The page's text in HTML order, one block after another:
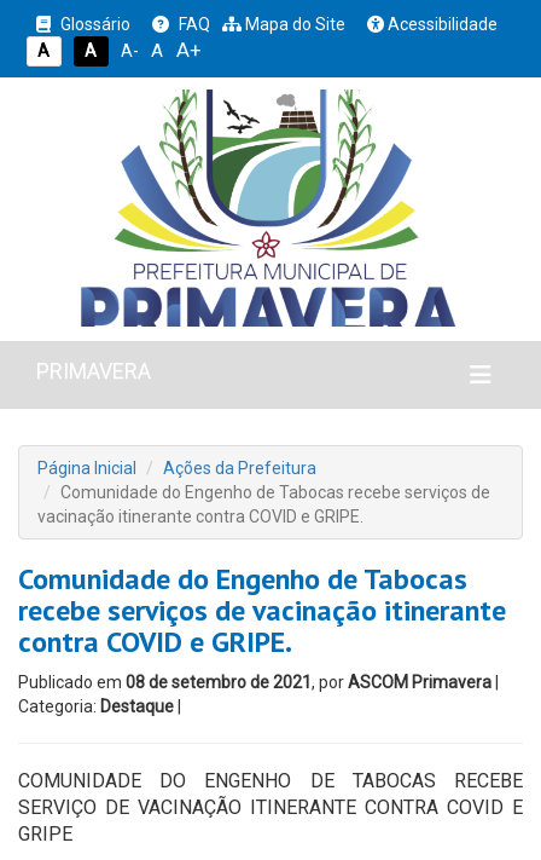
Glossário FAQ Mapa do Site
Acessibilidade
A
A A- A A+
PRIMAVERA
Página Inicial
Ações da Prefeitura
Comunidade do Engenho de Tabocas recebe serviços de
vacinação itinerante contra COVID e GRIPE.
Comunidade do Engenho de Tabocas
recebe serviços de vacinação itinerante
contra COVID e GRIPE.
Publicado em 08 de setembro de 2021 , porASCOM Primavera
Categoria: Destaque
COMUNIDADE DO ENGENHO DE TABOCAS RECEBE
SERVIÇO DE VACINAÇÃO ITINERANTE CONTRA COVID E
GRIPE